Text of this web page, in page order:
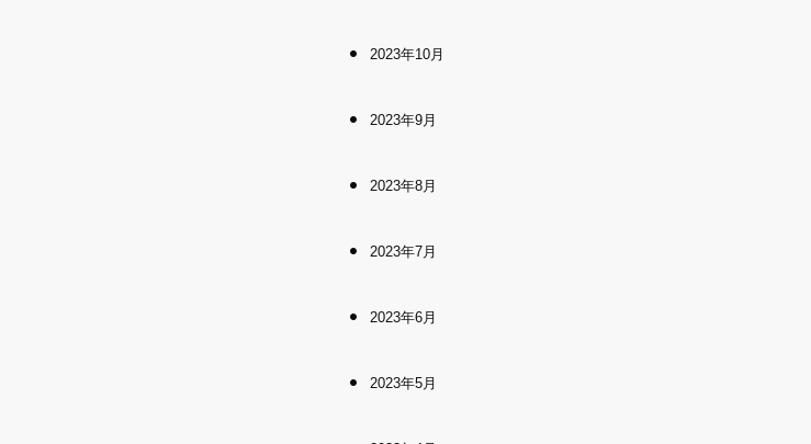
2023年10月
2023年9月
2023年8月
2023年7月
2023年6月
2023年5月